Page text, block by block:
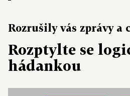
Rozrušily vás zprávy a
Rozptylte se
hádankou